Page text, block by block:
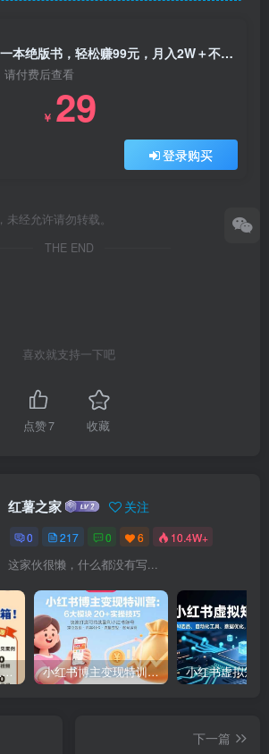
小红书冷门项目：一本绝版书，轻松赚99元，月入2W＋不是梦！
请付费后查看
￥ 29
登录购买
经允许请勿转载。
THE END
喜欢就支持一下吧
点赞7 收藏
红薯之家 关注
0 217 0 6 10.4W+
这家伙很懒，什么都没有写...
豆包ai系统学习，从小白到高手系列 小红书博主变现特训营：6大模块20+实操技巧 快速打造可持续盈利小红书账号
下一篇